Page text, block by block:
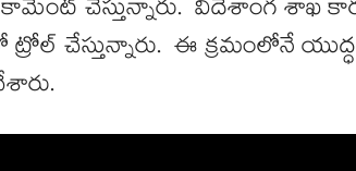
చేస్తున్నారు. విదేశాంగ శాఖ
చేస్తున్నారు. ఈ క్రమంలోనే